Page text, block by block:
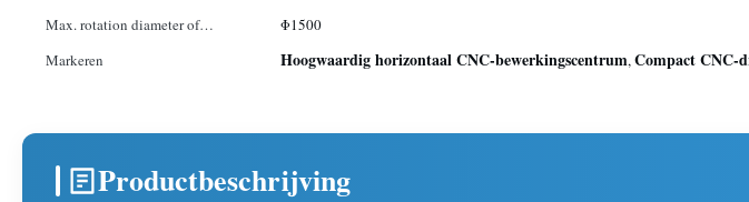
Max. rotation diameter of
workpiece:
Φ1500
Markeren
Hoogwaardig horizontaal CNC-bewerkingscentrum,Compact CNC-
Productbeschrijving